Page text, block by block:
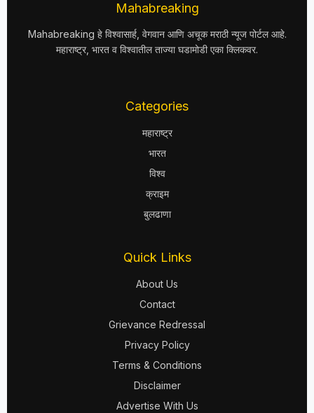
Mahabreaking
Mahabreaking हे विश्वासार्ह, वेगवान आणि अचूक मराठी न्यूज पोर्टल आहे.
महाराष्ट्र, भारत व विश्वातील ताज्या घडामोडी एका क्लिकवर.
Categories
महाराष्ट्र
भारत
विश्व
क्राइम
बुलढाणा
Quick Links
About Us
Contact
Grievance Redressal
Privacy Policy
Terms & Conditions
Disclaimer
Advertise With Us